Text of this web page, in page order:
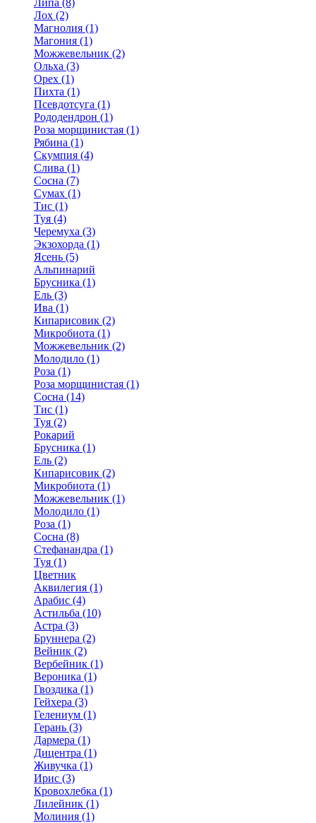
Липа (8)
Лох (2)
Магнолия (1)
Магония (1)
Можжевельник (2)
Ольха (3)
Орех (1)
Пихта (1)
Псевдотсуга (1)
Рододендрон (1)
Роза морщинистая (1)
Рябина (1)
Скумпия (4)
Слива (1)
Сосна (7)
Сумах (1)
Тис (1)
Туя (4)
Черемуха (3)
Экзохорда (1)
Ясень (5)
Альпинарий
Брусника (1)
Ель (3)
Ива (1)
Кипарисовик (2)
Микробиота (1)
Можжевельник (2)
Молодило (1)
Роза (1)
Роза морщинистая (1)
Сосна (14)
Тис (1)
Туя (2)
Рокарий
Брусника (1)
Ель (2)
Кипарисовик (2)
Микробиота (1)
Можжевельник (1)
Молодило (1)
Роза (1)
Сосна (8)
Стефанандра (1)
Туя (1)
Цветник
Аквилегия (1)
Арабис (4)
Астильба (10)
Астра (3)
Бруннера (2)
Вейник (2)
Вербейник (1)
Вероника (1)
Гвоздика (1)
Гейхера (3)
Гелениум (1)
Герань (3)
Дармера (1)
Дицентра (1)
Живучка (1)
Ирис (3)
Кровохлебка (1)
Лилейник (1)
Молиния (1)